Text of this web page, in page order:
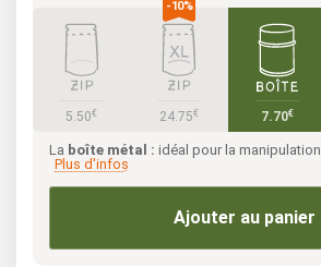
5.50€ 24.75€ 7.70€
La boîte métal : idéal pour la
Plus d'infos
Ajouter au panier